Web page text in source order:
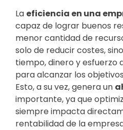
La eficiencia en una
capaz de lograr buenos
menor cantidad de
solo de reducir costes,
tiempo, dinero y esfuerzo
para alcanzar los
Esto, a su vez, genera un
importante, ya que
siempre impacta
rentabilidad de la